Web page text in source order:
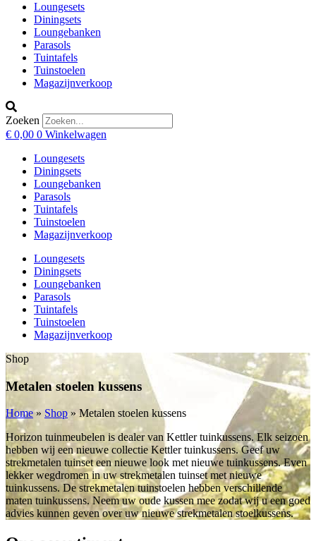
Loungesets
Diningsets
Loungebanken
Parasols
Tuintafels
Tuinstoelen
Magazijnverkoop
Zoeken
€ 0,00 0 Winkelwagen
Loungesets
Diningsets
Loungebanken
Parasols
Tuintafels
Tuinstoelen
Magazijnverkoop
Loungesets
Diningsets
Loungebanken
Parasols
Tuintafels
Tuinstoelen
Magazijnverkoop
Shop
Metalen stoelen kussens
Home» Shop » Metalen stoelen kussens
Horizon tuinmeubelen is dealer van Kettler tuinkussens. Elk seizoen
hebben wij een nieuwe collectie Kettler tuinkussens. Geef uw
strekmetalen tuinset een nieuwe look met nieuwe tuinkussens. Even
lekker wegdromen in uw strekmetalen tuinset met nieuwe
tuinkussens. De strekmetalen tuinstoelen hebben verschillende
maten tuinkussens. Neem uw oude kussen mee zodat wij u een goed
advies kunnen geven over uw nieuwe strekmetalen stoelkussens.